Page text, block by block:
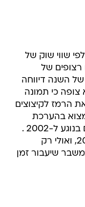
שווי שוק של
7 רבעונים רצופים של
של השנה דיווחה
צופה כי תמונה
הרמז לקיצוצים
בהערכת
המצב של גלין מלפני ימים ספורים בנוגע ל-2002 .
"לדעתי השוק לא יתאושש ב-2002, ואולי רק
שיעבור זמן